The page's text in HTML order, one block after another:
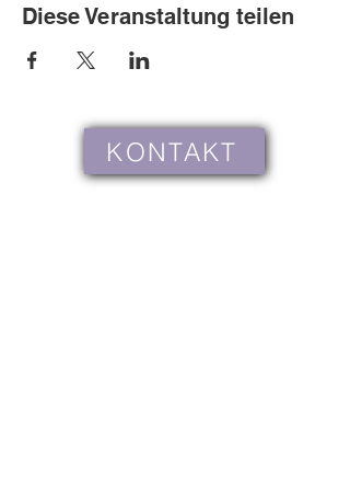
Diese Veranstaltung teilen
KONTAKT